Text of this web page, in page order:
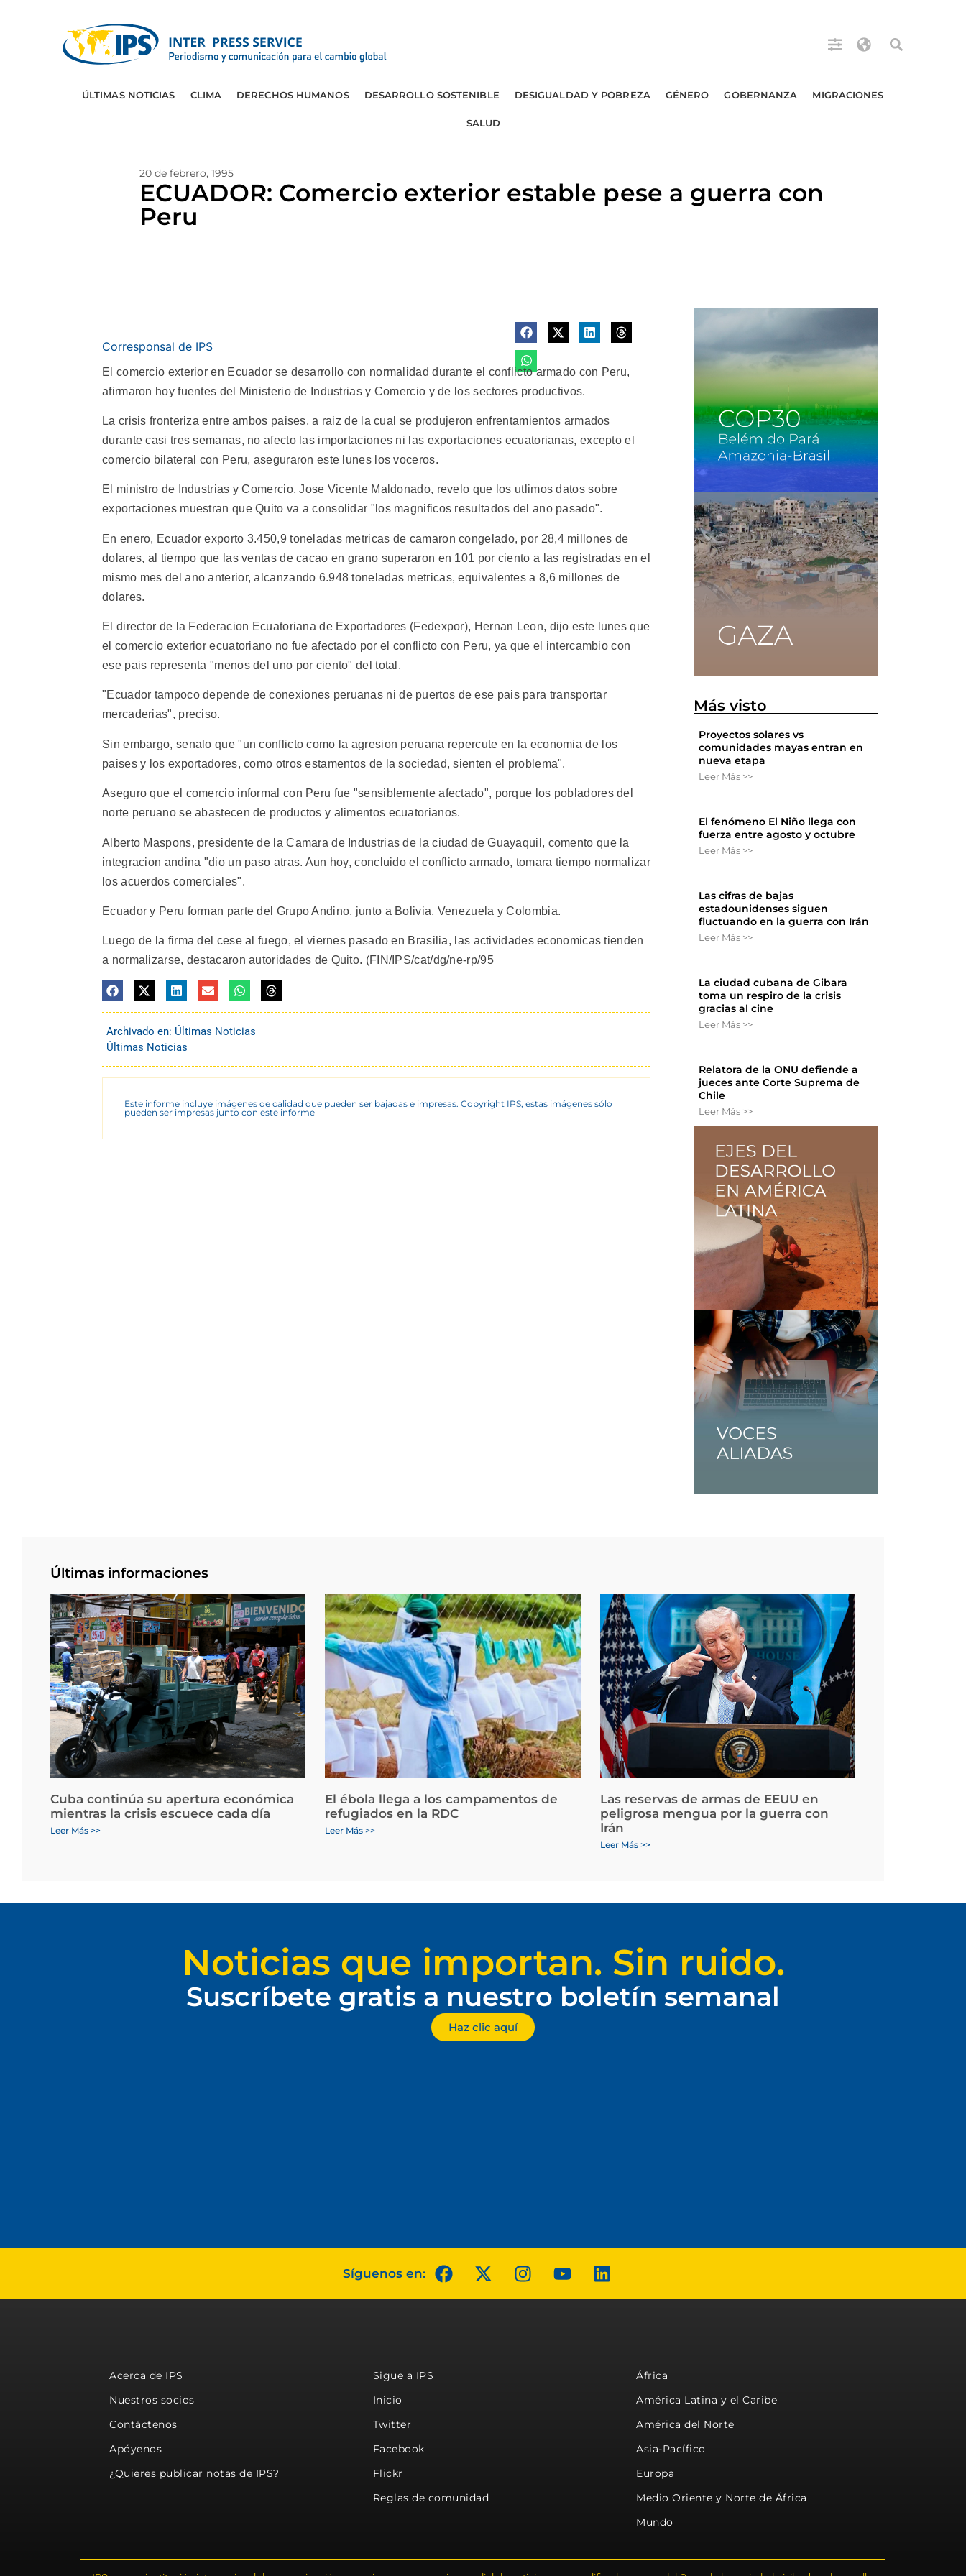
ÚLTIMAS NOTICIAS CLIMA DERECHOS HUMANOS DESARROLLO SOSTENIBLE DESIGUALDAD Y POBREZA GÉNERO GOBERNANZA MIGRACIONES
SALUD
20 de febrero, 1995
ECUADOR: Comercio exterior estable pese a guerra con
Peru
Corresponsal de IPS
El comercio exterior en Ecuador se desarrollo con normalidad durante el conflicto armado con Peru,
afirmaron hoy fuentes del Ministerio de Industrias y Comercio y de los sectores productivos.
La crisis fronteriza entre ambos paises, a raiz de la cual se produjeron enfrentamientos armados
durante casi tres semanas, no afecto las importaciones ni las exportaciones ecuatorianas, excepto el
comercio bilateral con Peru, aseguraron este lunes los voceros.
El ministro de Industrias y Comercio, Jose Vicente Maldonado, revelo que los utlimos datos sobre
exportaciones muestran que Quito va a consolidar "los magnificos resultados del ano pasado".
En enero, Ecuador exporto 3.450,9 toneladas metricas de camaron congelado, por 28,4 millones de
dolares, al tiempo que las ventas de cacao en grano superaron en 101 por ciento a las registradas en el
mismo mes del ano anterior, alcanzando 6.948 toneladas metricas, equivalentes a 8,6 millones de
dolares.
El director de la Federacion Ecuatoriana de Exportadores (Fedexpor), Hernan Leon, dijo este lunes que
el comercio exterior ecuatoriano no fue afectado por el conflicto con Peru, ya que el intercambio con
ese pais representa "menos del uno por ciento" del total.
"Ecuador tampoco depende de conexiones peruanas ni de puertos de ese pais para transportar
mercaderias", preciso.
Sin embargo, senalo que "un conflicto como la agresion peruana repercute en la economia de los
paises y los exportadores, como otros estamentos de la sociedad, sienten el problema".
Aseguro que el comercio informal con Peru fue "sensiblemente afectado", porque los pobladores del
norte peruano se abastecen de productos y alimentos ecuatorianos.
Alberto Maspons, presidente de la Camara de Industrias de la ciudad de Guayaquil, comento que la
integracion andina "dio un paso atras. Aun hoy, concluido el conflicto armado, tomara tiempo normalizar
los acuerdos comerciales".
Ecuador y Peru forman parte del Grupo Andino, junto a Bolivia, Venezuela y Colombia.
Luego de la firma del cese al fuego, el viernes pasado en Brasilia, las actividades economicas tienden
a normalizarse, destacaron autoridades de Quito. (FIN/IPS/cat/dg/ne-rp/95
Archivado en: Últimas Noticias
Últimas Noticias
Este informe incluye imágenes de calidad que pueden ser bajadas e impresas. Copyright IPS, estas imágenes sólo
pueden ser impresas junto con este informe
Más visto
Proyectos solares vs
comunidades mayas entran en
nueva etapa
Leer Más >>
El fenómeno El Niño llega con
fuerza entre agosto y octubre
Leer Más >>
Las cifras de bajas
estadounidenses siguen
fluctuando en la guerra con Irán
Leer Más >>
La ciudad cubana de Gibara
toma un respiro de la crisis
gracias al cine
Leer Más >>
Relatora de la ONU defiende a
jueces ante Corte Suprema de
Chile
Leer Más >>
Últimas informaciones
Cuba continúa su apertura económica
mientras la crisis escuece cada día
Leer Más >>
El ébola llega a los campamentos de
refugiados en la RDC
Leer Más >>
Las reservas de armas de EEUU en
peligrosa mengua por la guerra con
Irán
Leer Más >>
Noticias que importan. Sin ruido.
Suscríbete gratis a nuestro boletín semanal
Haz clic aquí
Síguenos en:
Acerca de IPS
Nuestros socios
Contáctenos
Apóyenos
¿Quieres publicar notas de IPS?
Sigue a IPS
Inicio
Twitter
Facebook
Flickr
Reglas de comunidad
África
América Latina y el Caribe
América del Norte
Asia-Pacífico
Europa
Medio Oriente y Norte de África
Mundo